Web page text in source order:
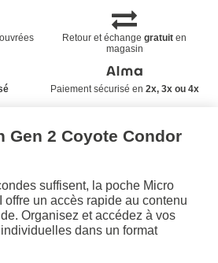
Retour et échangegratuit en
magasin
Paiement sécurisé en 2x, 3x ou 4x
Gen 2 Coyote Condor
suffisent, la poche Micro
offre un accès rapide au contenu
Organisez et accédez à vos
dans un format